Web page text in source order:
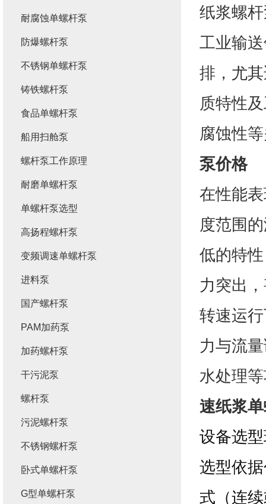
纸浆螺
工业输
排，尤
质特性
腐蚀性
泵价格
在性能
度范围
低的特
力突出
转速运
力与流
水处理
速纸浆
设备选
选型依
式（连
耐腐蚀单螺杆泵
防爆螺杆泵
不锈钢单螺杆泵
铸铁螺杆泵
食品单螺杆泵
船用扫舱泵
螺杆泵工作原理
耐磨单螺杆泵
单螺杆泵选型
高扬程螺杆泵
变频调速单螺杆泵
进料泵
国产螺杆泵
PAM加药泵
加药螺杆泵
干污泥泵
螺杆泵
污泥螺杆泵
不锈钢螺杆泵
卧式单螺杆泵
G型单螺杆泵